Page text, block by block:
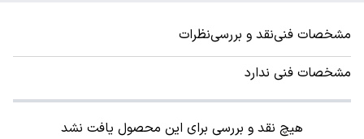
مشخصات فنینقد و بررسینظرات
مشخصات فنی ندارد
هیچ نقد و بررسی برای این محصول یافت نشد